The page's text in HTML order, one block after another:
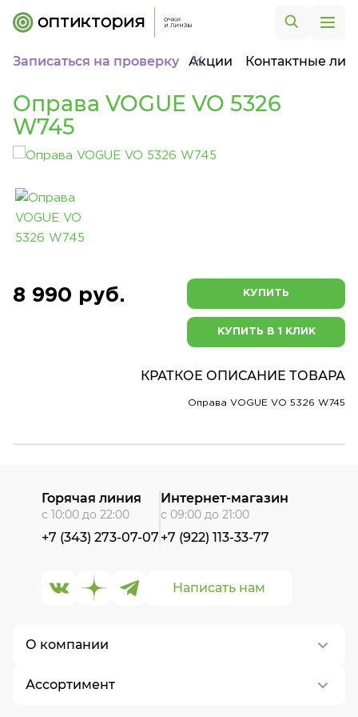
Записаться на проверку Акции Контактные
Оправа VOGUE VO 5326
W745
8 990 руб. КУПИТЬ
КУПИТЬ В 1 КЛИК
КРАТКОЕ ОПИСАНИЕ ТОВАРА
Оправа VOGUE VO 5326 W745
О компании
О нас
Ассортимент
Написать нам
Горячая линия
с 10:00 до 22:00
+7 (343) 273-07-07
Интернет-магазин
с 09:00 до 21:00
+7 (922) 113-33-77